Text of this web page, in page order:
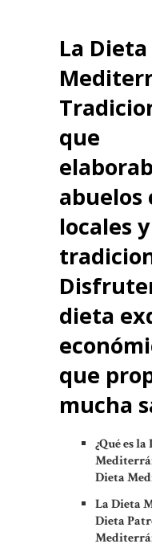
La Dieta
que
abuelos
locales y
dieta
que
mucha
¿Qué es la
Dieta
La Dieta
Dieta